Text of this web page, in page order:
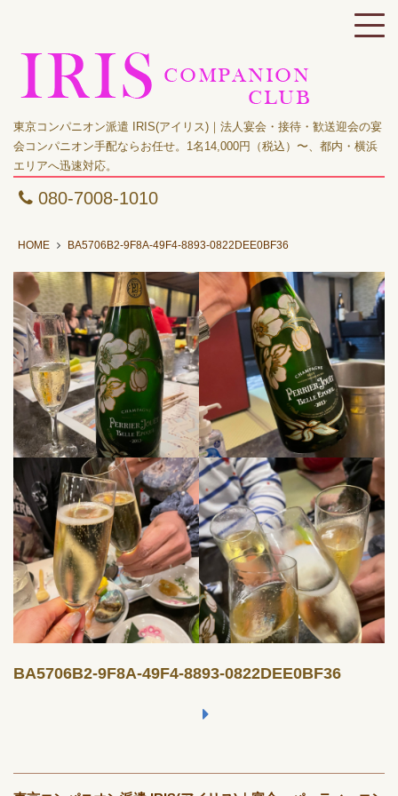
東京コンパニオン派遣 IRIS(アイリス)｜法人宴会・接待・歓送迎会の宴
会コンパニオン手配ならお任せ。1名14,000円（税込）〜、都内・横浜
エリアへ迅速対応。
080-7008-1010
HOME BA5706B2-9F8A-49F4-8893-0822DEE0BF36
BA5706B2-9F8A-49F4-8893-0822DEE0BF36